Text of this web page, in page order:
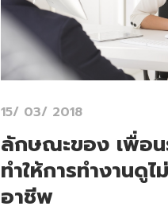
15/ 03/ 2018
ลักษณะของ เพื่อน
ทำให้การทำงานดูไ
อาชีพ